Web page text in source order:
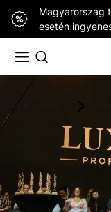
Magyarország
esetén
FŐOLDAL